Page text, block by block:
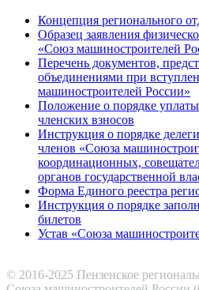
Концепция регионального
Образец заявления
«Союз машиностроителей
Перечень документов,
объединениями при
машиностроителей России»
Положение о порядке
членских взносов
Инструкция о порядке
членов «Союза
координационных,
органов государственной
Форма Единого реестра
Инструкция о порядке
билетов
Устав «Союза
© 2016-2025 Пензенское